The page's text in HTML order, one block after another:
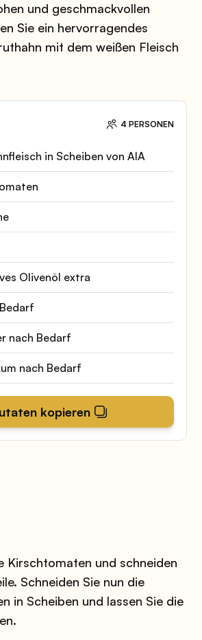
4 PERSONEN
in Scheiben von AIA
Olivenöl extra
nach Bedarf
nach Bedarf
kopieren
und geschmackvollen
Sie ein hervorragendes
mit dem weißen Fleisch
Kirschtomaten und schneiden
Schneiden Sie nun die
in Scheiben und lassen Sie die